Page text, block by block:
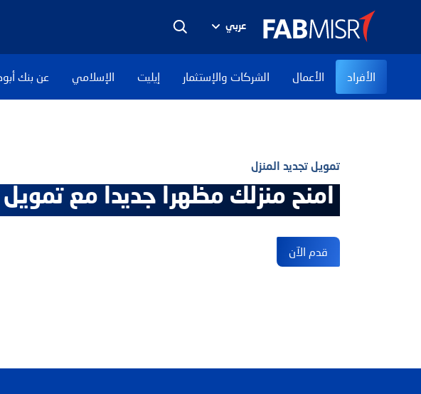
عربي
الأفراد الأعمال الشركات والإستثمار إيليت الإسلامي عن بنك
تمويل تجديد المنزل
امنح منزلك مظهرا جديدا مع
قدم الآن